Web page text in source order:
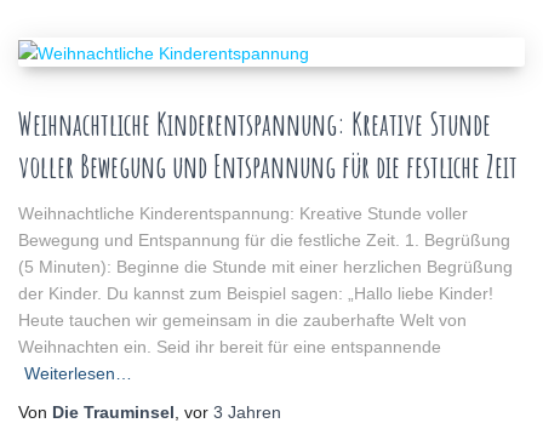
Weihnachtliche Kinderentspannung: Kreative Stunde
voller Bewegung und Entspannung für die festliche Zeit
Weihnachtliche Kinderentspannung: Kreative Stunde voller
Bewegung und Entspannung für die festliche Zeit. 1. Begrüßung
(5 Minuten): Beginne die Stunde mit einer herzlichen Begrüßung
der Kinder. Du kannst zum Beispiel sagen: „Hallo liebe Kinder!
Heute tauchen wir gemeinsam in die zauberhafte Welt von
Weihnachten ein. Seid ihr bereit für eine entspannende
Weiterlesen…
Von Die Trauminsel , vor 3 Jahren